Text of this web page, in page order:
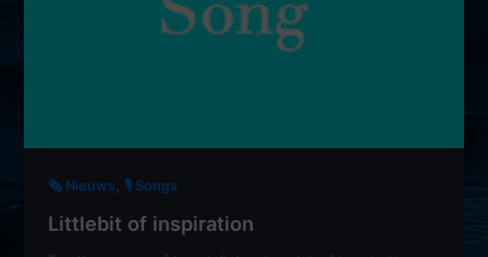
🗞️ Nieuws , 🎙 Songs
Littlebit of inspiration